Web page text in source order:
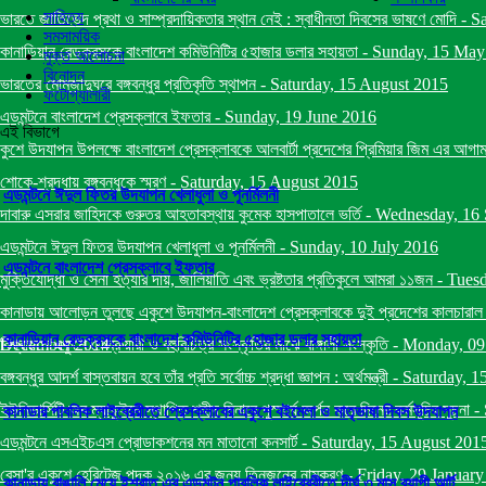
ভারতে জাতিভেদ প্রথা ও সাম্প্রদায়িকতার স্থান নেই : স্বাধীনতা দিবসের ভাষণে মোদি -
কানাডিয়ান রেডক্রসকে বাংলাদেশ কমিউনিটির ৫হাজার ডলার সহায়তা - Sunday, 15
ভারতের মোমজাদুঘরে বঙ্গবন্ধুর প্রতিকৃতি স্থাপন- Saturday, 15 August 2015
এডমন্টনে বাংলাদেশ প্রেসক্লাবে ইফতার- Sunday, 19 June 2016
কুশে উদযাপন উপলক্ষে বাংলাদেশ প্রেসক্লাবকে আলবার্টা প্রদেশের প্রিমিয়ার জিম এর আগাম
শোকে-শ্রদ্ধায় বঙ্গবন্ধুকে স্মরণ- Saturday, 15 August 2015
দাবারু এসরার জাহিদকে গুরুতর আহতাবস্থায় কুমেক হাসপাতালে ভর্তি- Wednesday, 16
এডমন্টনে ঈদুল ফিতর উদযাপন খেলাধুলা ও পূনর্মিলনী - Sunday, 10 July 2016
মুক্তিযোদ্ধা ও সেনা হত্যার দায়, জালিয়াতি এবং ভ্রষ্টতার প্রতিকুলে আমরা ১১জন-
কানাডায় আলোড়ন তুলছে একুশে উদযাপন-বাংলাদেশ প্রেসক্লাবকে দুই প্রদেশের কালচারাল
December 2014
বিশ্বায়নে একুশে ফেব্রুয়ারী ও বহুবিচিত্র সংস্কৃতির মাঝে বাঙ্গালী সংস্কৃতি- Monday,
বঙ্গবন্ধুর আদর্শ বাস্তবায়ন হবে তাঁর প্রতি সর্বোচ্চ শ্রদ্ধা জ্ঞাপন : অর্থমন্ত্রী - Saturday,
ইউনিভার্সিটি অব ম্যাকুইনে স্থাপিত শহীদ মিনারে পুস্পার্ঘ অর্পন করে দিনের কর্মসূচির সুচনা -
এডমন্টনে এসএইচএস প্রোডাকশনের মন মাতানো কনসার্ট- Saturday, 15 August
বেসা'র একুশে হেরিটেজ পদক ২০১৬ এর জন্য তিনজনের নামকরণ-Friday, 29
সাহিত্য
সমসাময়িক
মুক্ত আলোচনা
বিনোদন
ফটোগ্যালারী
এই বিভাগে
এডমন্টনে ঈদুল ফিতর উদযাপন খেলাধুলা ও পূনর্মিলনী
এডমন্টনে বাংলাদেশ প্রেসক্লাবে ইফতার
কানাডিয়ান রেডক্রসকে বাংলাদেশ কমিউনিটির ৫হাজার ডলার সহায়তা
কানাডার পাবলিক লাইব্রেরীতে প্রেসক্লাবের একুশে বইমেলা ও মাতৃভাষা দিবস উদযাপন